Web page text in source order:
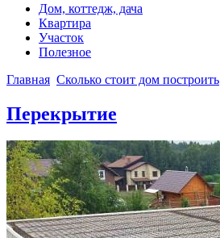
Дом, коттедж, дача
Квартира
Участок
Полезное
Главная Сколько стоит дом построить
Перекрытие